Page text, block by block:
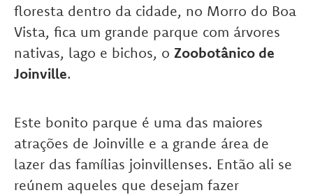
floresta dentro da cidade, no Morro do Boa
Vista, fica um grande parque com árvores
nativas, lago e bichos, o Zoobotânico de
Joinville.
Este bonito parque é uma das maiores
atrações de Joinville e a grande área de
lazer das famílias joinvillenses. Então ali se
reúnem aqueles que desejam fazer